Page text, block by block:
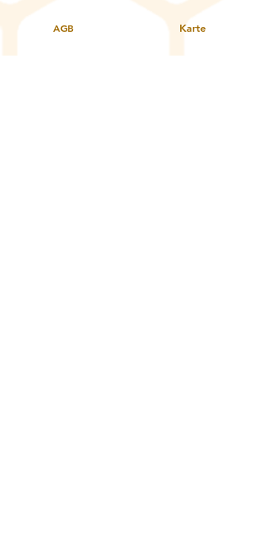
AGB Karte